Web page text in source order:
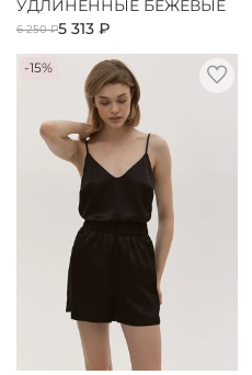
УДЛИНЕННЫЕ БЕЖЕВЫЕ
6 250 ₽5 313 ₽
-15%